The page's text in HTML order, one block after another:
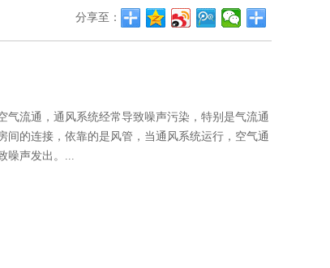
分享至：
流通，通风系统经常导致噪声污染，特别是气流通
的连接，依靠的是风管，当通风系统运行，空气通
噪声发出。...